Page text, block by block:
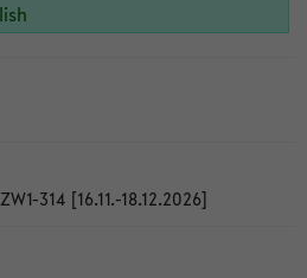
314 [16.11.-18.12.2026]